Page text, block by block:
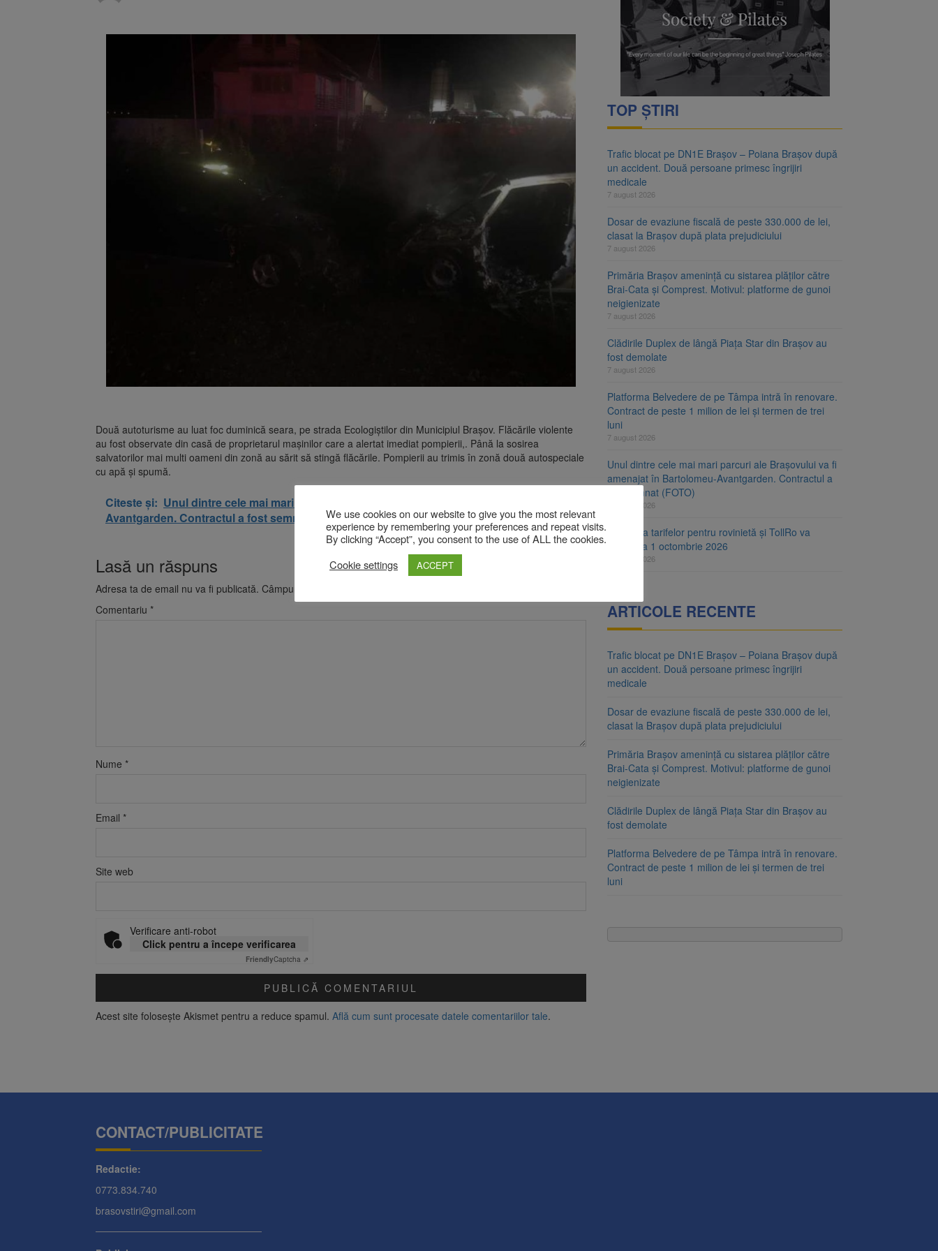
Unul dintre cele mai mari parcuri ale Brașovului va fi amenajat în Bartolomeu-Avantgarden. Contractul a
7 august 2026
Trafic blocat pe DN1E Brașov – Poiana Brașov după un accident. Două persoane primesc îngrijiri
Două autoturisme au luat foc duminică seara, pe strada Ecologiștilor din Municipiul Brașov. Flăcările violente
au fost observate din casă de proprietarul mașinilor care a alertat imediat pompierii,. Până la sosirea
salvatorilor mai multi oameni din zonă au sărit să stingă flăcările. Pompierii au trimis în zonă două autospeciale
cu apă și spumă.
Citeste și: Unul dintre cele mai mari parcuri ale Brașovului va fi amenajat în Bartolomeu-
Avantgarden. Contractul a fost semnat (FOTO)
Lasă un răspuns
Adresa ta de email nu va fi publicată. Câmpurile obligatorii sunt marcate cu
Comentariu *
Nume *
Email *
Site web
Verificare anti-robot
Click pentru a începe verificarea
FriendlyCaptcha ⇗
Acest site folosește Akismet pentru a reduce spamul. Află cum sunt procesate datele comentariilor tale.
TOP ȘTIRI
Trafic blocat pe DN1E Brașov – Poiana Brașov după
un accident. Două persoane primesc îngrijiri
medicale
7 august 2026
Dosar de evaziune fiscală de peste 330.000 de lei,
clasat la Brașov după plata prejudiciului
7 august 2026
Primăria Brașov amenință cu sistarea plăților către
Brai-Cata și Comprest. Motivul: platforme de gunoi
neigienizate
7 august 2026
Clădirile Duplex de lângă Piața Star din Brașov au
fost demolate
7 august 2026
Platforma Belvedere de pe Tâmpa intră în renovare.
Contract de peste 1 milion de lei și termen de trei
luni
7 august 2026
Unul dintre cele mai mari parcuri ale Brașovului va fi
amenajat în Bartolomeu-Avantgarden. Contractul a
fost semnat (FOTO)
7 august 2026
Aplicarea tarifelor pentru rovinietă și TollRo va
începe la 1 octombrie 2026
7 august 2026
ARTICOLE RECENTE
Trafic blocat pe DN1E Brașov – Poiana Brașov după
un accident. Două persoane primesc îngrijiri
medicale
Dosar de evaziune fiscală de peste 330.000 de lei,
clasat la Brașov după plata prejudiciului
Primăria Brașov amenință cu sistarea plăților către
Brai-Cata și Comprest. Motivul: platforme de gunoi
neigienizate
Clădirile Duplex de lângă Piața Star din Brașov au
fost demolate
Platforma Belvedere de pe Tâmpa intră în renovare.
Contract de peste 1 milion de lei și termen de trei
luni
CONTACT/PUBLICITATE
Redactie:
0773.834.740
brasovstiri@gmail.com
We use cookies on our website to give you the most relevant
experience by remembering your preferences and repeat visits.
By clicking “Accept”, you consent to the use of ALL the cookies.
Cookie settings
ACCEPT